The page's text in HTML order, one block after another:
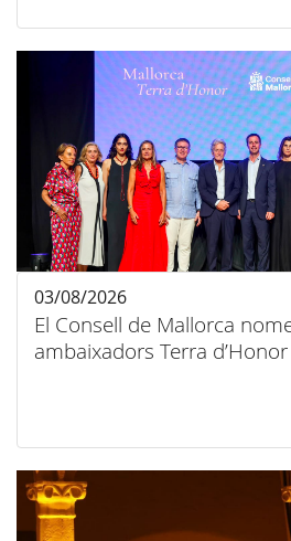
El Consell de Mallorca
ambaixadors Terra d’Honor
03/08/2026